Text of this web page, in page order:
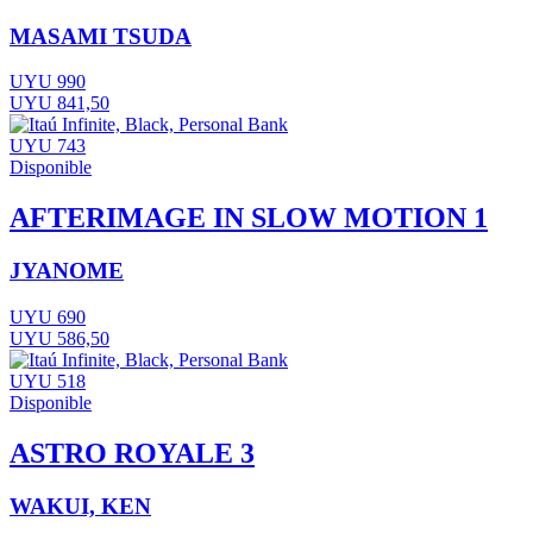
MASAMI TSUDA
UYU 990
UYU 841,50
UYU 743
Disponible
AFTERIMAGE IN SLOW MOTION 1
JYANOME
UYU 690
UYU 586,50
UYU 518
Disponible
ASTRO ROYALE 3
WAKUI, KEN